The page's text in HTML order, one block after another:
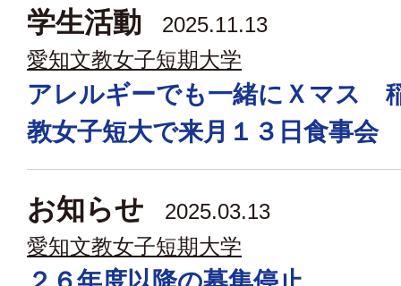
学生活動
2025.11.13
愛知文教女子短期大学
アレルギーでも一緒にＸマス
教女子短大で来月１３日食事会
お知らせ
2025.03.13
愛知文教女子短期大学